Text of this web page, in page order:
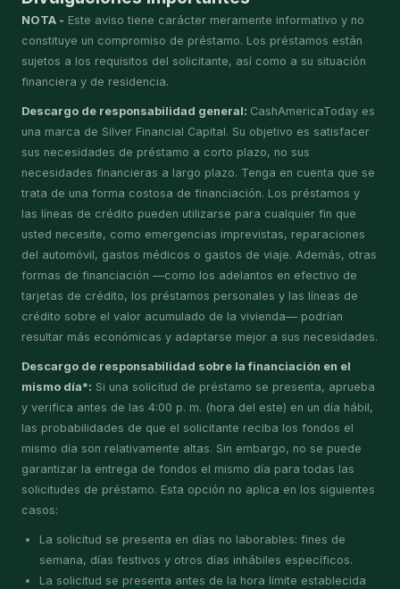
NOTA - Este aviso tiene carácter meramente informativo y no
constituye un compromiso de préstamo. Los préstamos están
sujetos a los requisitos del solicitante, así como a su situación
financiera y de residencia.
Descargo de responsabilidad general: CashAmericaToday es
una marca de Silver Financial Capital. Su objetivo es satisfacer
sus necesidades de préstamo a corto plazo, no sus
necesidades financieras a largo plazo. Tenga en cuenta que se
trata de una forma costosa de financiación. Los préstamos y
las líneas de crédito pueden utilizarse para cualquier fin que
usted necesite, como emergencias imprevistas, reparaciones
del automóvil, gastos médicos o gastos de viaje. Además, otras
formas de financiación —como los adelantos en efectivo de
tarjetas de crédito, los préstamos personales y las líneas de
crédito sobre el valor acumulado de la vivienda— podrían
resultar más económicas y adaptarse mejor a sus necesidades.
Descargo de responsabilidad sobre la financiación en el
mismo día*: Si una solicitud de préstamo se presenta, aprueba
y verifica antes de las 4:00 p. m. (hora del este) en un día hábil,
las probabilidades de que el solicitante reciba los fondos el
mismo día son relativamente altas. Sin embargo, no se puede
garantizar la entrega de fondos el mismo día para todas las
solicitudes de préstamo. Esta opción no aplica en los siguientes
casos:
La solicitud se presenta en días no laborables: fines de
semana, días festivos y otros días inhábiles específicos.
La solicitud se presenta antes de la hora límite establecida